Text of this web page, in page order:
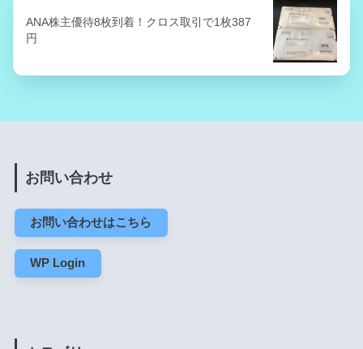
ANA株主優待8枚到着！クロス取引で1枚387
円
お問い合わせ
お問い合わせはこちら
WP Login